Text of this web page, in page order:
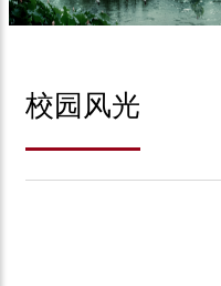
校园风光